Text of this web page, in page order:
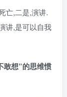
亡,二是,演讲.
讲,是可以自我
敢想”的思维惯